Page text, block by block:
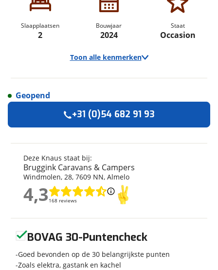
Slaapplaatsen
2
Bouwjaar
2024
Staat
Occasion
Toon alle kenmerken
Merk
Knaus
Automerk camper
Volkswagen
Model
Uitvoering
650 MEG
Kenteken
X872XN
Kilometerstand
46.184 km
Modeljaar
2024
Carrosserievorm
Half-integraal
Nieuw of occasion
Occasion
Deze Knaus staat bij:
Bruggink Caravans & Campers
Windmolen, 28, 7609 NN, Almelo
4,3 168 reviews
4,3
Geopend
+31 (0)54 682 91 93
BOVAG 30-Puntencheck
Goed bevonden op de 30 belangrijkste punten
Zoals elektra, gastank en kachel